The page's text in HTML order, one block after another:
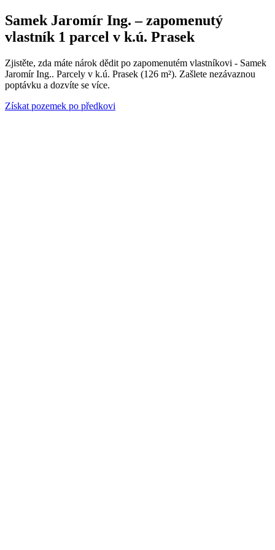
Samek Jaromír Ing. – zapomenutý
vlastník 1 parcel v k.ú. Prasek
Zjistěte, zda máte nárok dědit po zapomenutém vlastníkovi - Samek
Jaromír Ing.. Parcely v k.ú. Prasek (126 m²). Zašlete nezávaznou
poptávku a dozvíte se více.
Získat pozemek po předkovi